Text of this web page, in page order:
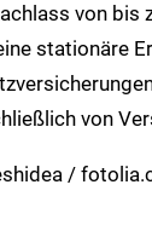
von bis
stationäre
von
/